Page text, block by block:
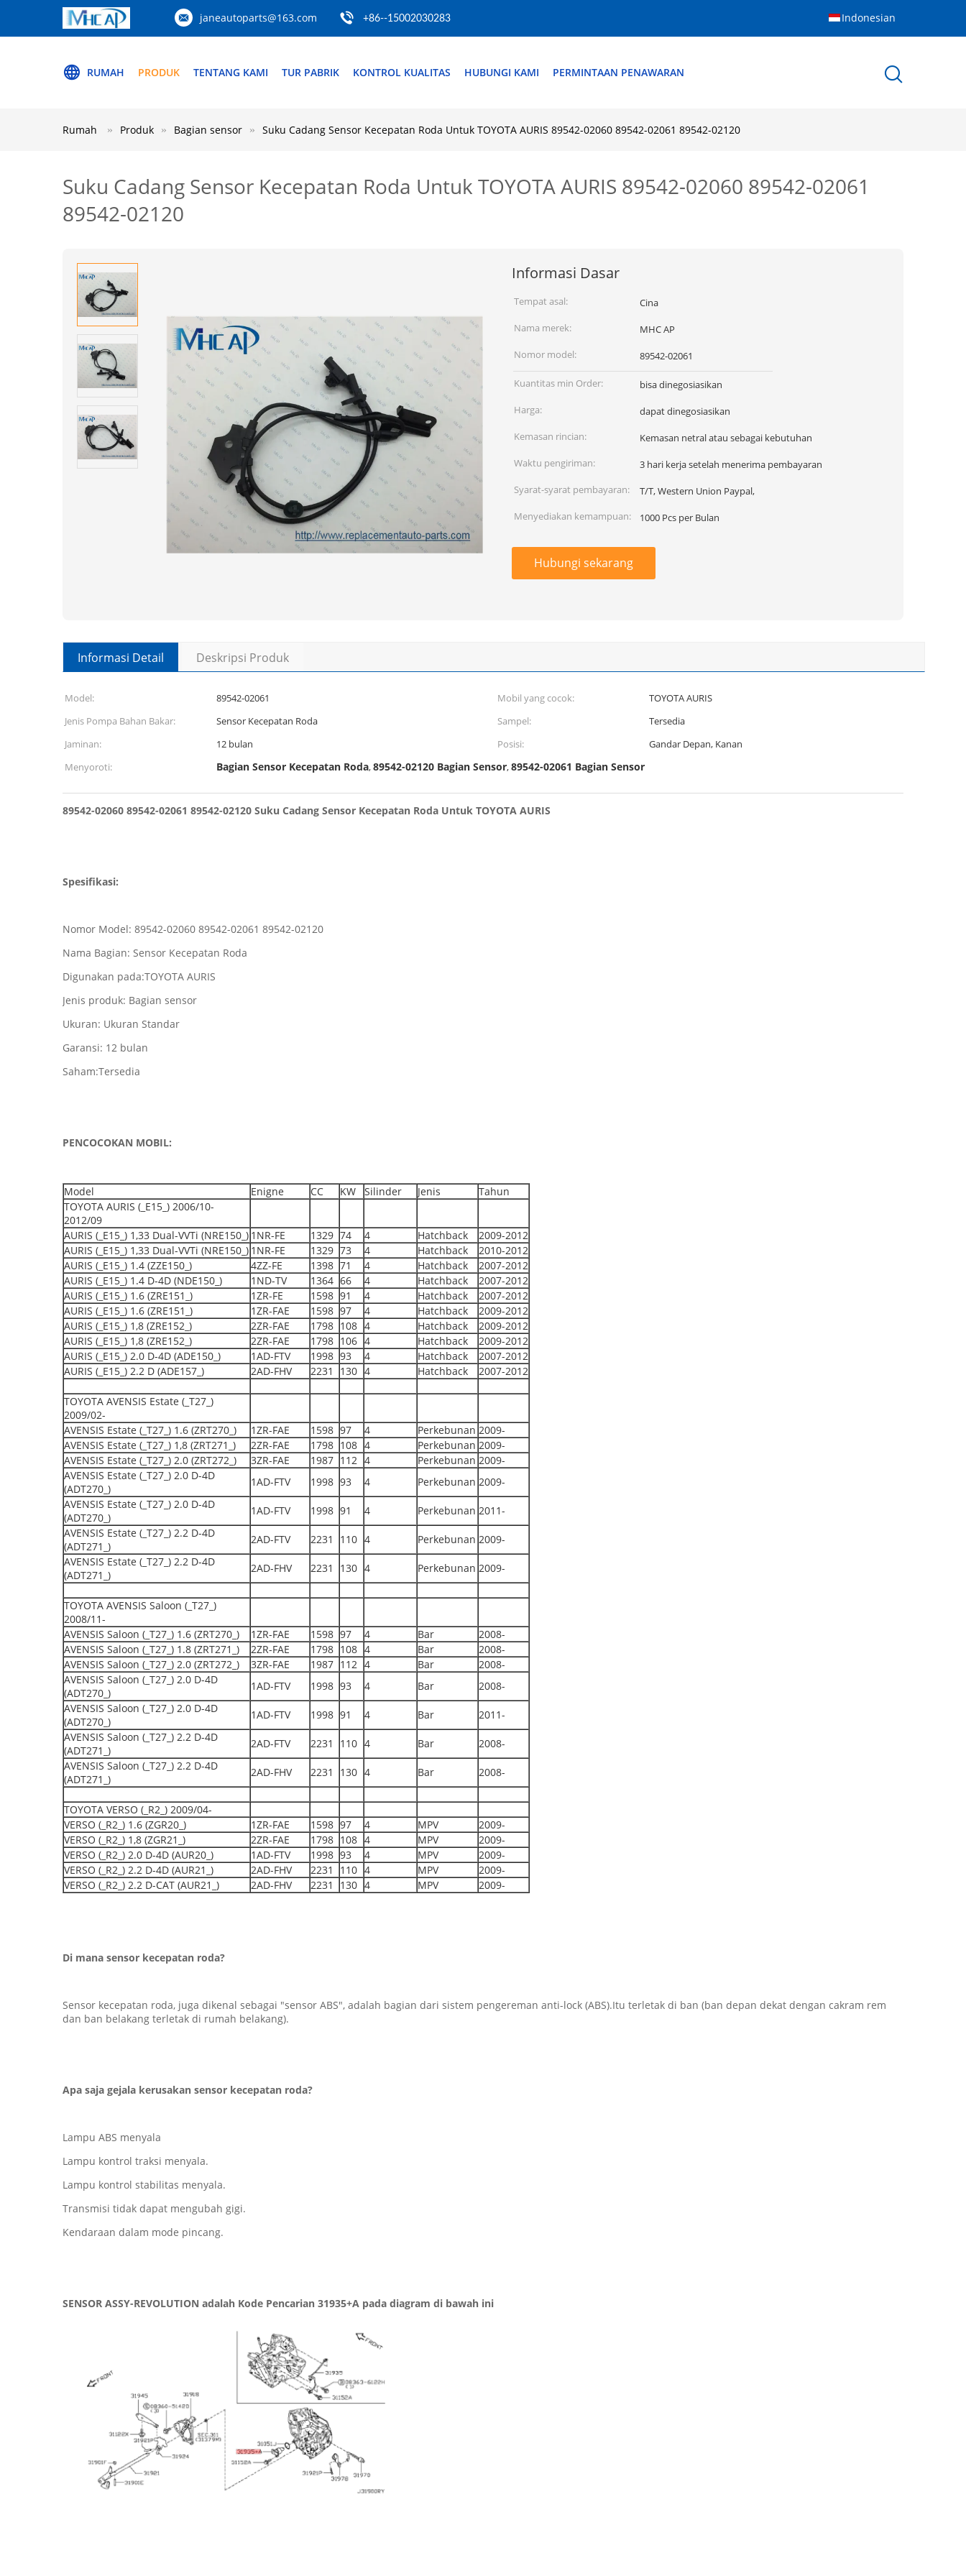
janeautoparts@163.com +86--15002030283 Indonesian
RUMAH PRODUK TENTANG KAMI TUR PABRIK KONTROL KUALITAS HUBUNGI KAMI PERMINTAAN PENAWARAN
Rumah Produk Bagian sensor Suku Cadang Sensor Kecepatan Roda Untuk TOYOTA AURIS 89542-02060 89542-02061 89542-02120
Suku Cadang Sensor Kecepatan Roda Untuk TOYOTA AURIS 89542-02060 89542-02061
89542-02120
Informasi Dasar
Tempat asal:
Cina
Nama merek:
MHC AP
Nomor model:
89542-02061
Kuantitas min Order:
bisa dinegosiasikan
Harga:
dapat dinegosiasikan
Kemasan rincian:
Kemasan netral atau sebagai kebutuhan
Waktu pengiriman:
3 hari kerja setelah menerima pembayaran
Syarat-syarat pembayaran:
T/T, Western Union Paypal,
Menyediakan kemampuan:
1000 Pcs per Bulan
Hubungi sekarang
Informasi Detail Deskripsi Produk
Model: 89542-02061 Mobil yang cocok:
TOYOTA AURIS
Jenis Pompa Bahan Bakar:
Sensor Kecepatan Roda Sampel:
Tersedia
Jaminan:
12 bulan Posisi:
Gandar Depan, Kanan
Menyoroti:
Bagian Sensor Kecepatan Roda,89542-02120 Bagian Sensor,89542-02061 Bagian Sensor
89542-02060 89542-02061 89542-02120 Suku Cadang Sensor Kecepatan Roda Untuk TOYOTA AURIS
Spesifikasi:
Nomor Model: 89542-02060 89542-02061 89542-02120
Nama Bagian: Sensor Kecepatan Roda
Digunakan pada:TOYOTA AURIS
Jenis produk: Bagian sensor
Ukuran: Ukuran Standar
Garansi: 12 bulan
Saham:Tersedia
PENCOCOKAN MOBIL:
Model Enigne CC KW Silinder Jenis
Tahun
TOYOTA AURIS (_E15_) 2006/10-
2012/09
AURIS (_E15_) 1,33 Dual-VVTi (NRE150_) 1NR-FE 1329 74 4 Hatchback
2009-2012
AURIS (_E15_) 1,33 Dual-VVTi (NRE150_) 1NR-FE 1329 73 4 Hatchback
2010-2012
AURIS (_E15_) 1.4 (ZZE150_)
4ZZ-FE 1398 71 4 Hatchback
2007-2012
AURIS (_E15_) 1.4 D-4D (NDE150_)
1ND-TV 1364 66 4 Hatchback
2007-2012
AURIS (_E15_) 1.6 (ZRE151_)
1ZR-FE 1598 91 4 Hatchback
2007-2012
AURIS (_E15_) 1.6 (ZRE151_)
1ZR-FAE 1598 97 4 Hatchback
2009-2012
AURIS (_E15_) 1,8 (ZRE152_)
2ZR-FAE 1798 108 4 Hatchback
2009-2012
AURIS (_E15_) 1,8 (ZRE152_)
2ZR-FAE 1798 106 4 Hatchback
2009-2012
AURIS (_E15_) 2.0 D-4D (ADE150_)
1AD-FTV 1998 93 4 Hatchback
2007-2012
AURIS (_E15_) 2.2 D (ADE157_)
2AD-FHV 2231 130 4 Hatchback 2007-2012
TOYOTA AVENSIS Estate (_T27_)
2009/02-
AVENSIS Estate (_T27_) 1.6 (ZRT270_)
1ZR-FAE 1598 97 4 Perkebunan 2009-
AVENSIS Estate (_T27_) 1,8 (ZRT271_)
2ZR-FAE 1798 108 4 Perkebunan 2009-
AVENSIS Estate (_T27_) 2.0 (ZRT272_)
3ZR-FAE 1987 112 4 Perkebunan 2009-
AVENSIS Estate (_T27_) 2.0 D-4D
(ADT270_)
1AD-FTV 1998 93 4 Perkebunan 2009-
AVENSIS Estate (_T27_) 2.0 D-4D
(ADT270_)
1AD-FTV 1998 91 4 Perkebunan 2011-
AVENSIS Estate (_T27_) 2.2 D-4D
(ADT271_)
2AD-FTV 2231 110 4 Perkebunan 2009-
AVENSIS Estate (_T27_) 2.2 D-4D
(ADT271_)
2AD-FHV 2231 130 4 Perkebunan 2009-
TOYOTA AVENSIS Saloon (_T27_)
2008/11-
AVENSIS Saloon (_T27_) 1.6 (ZRT270_)
1ZR-FAE 1598 97 4 Bar
2008-
AVENSIS Saloon (_T27_) 1.8 (ZRT271_)
2ZR-FAE 1798 108 4 Bar
2008-
AVENSIS Saloon (_T27_) 2.0 (ZRT272_)
3ZR-FAE 1987 112 4 Bar
2008-
AVENSIS Saloon (_T27_) 2.0 D-4D
(ADT270_)
1AD-FTV 1998 93 4 Bar
2008-
AVENSIS Saloon (_T27_) 2.0 D-4D
(ADT270_)
1AD-FTV 1998 91 4 Bar
2011-
AVENSIS Saloon (_T27_) 2.2 D-4D
(ADT271_)
2AD-FTV 2231 110 4 Bar
2008-
AVENSIS Saloon (_T27_) 2.2 D-4D
(ADT271_)
2AD-FHV 2231 130 4 Bar 2008-
TOYOTA VERSO (_R2_) 2009/04-
VERSO (_R2_) 1.6 (ZGR20_)
1ZR-FAE 1598 97 4 MPV
2009-
VERSO (_R2_) 1,8 (ZGR21_)
2ZR-FAE 1798 108 4 MPV
2009-
VERSO (_R2_) 2.0 D-4D (AUR20_)
1AD-FTV 1998 93 4 MPV
2009-
VERSO (_R2_) 2.2 D-4D (AUR21_)
2AD-FHV 2231 110 4 MPV
2009-
VERSO (_R2_) 2.2 D-CAT (AUR21_)
2AD-FHV 2231 130 4 MPV 2009-
Di mana sensor kecepatan roda?
Sensor kecepatan roda, juga dikenal sebagai "sensor ABS", adalah bagian dari sistem pengereman anti-lock (ABS).Itu terletak di ban (ban depan dekat dengan cakram rem
dan ban belakang terletak di rumah belakang).
Apa saja gejala kerusakan sensor kecepatan roda?
Lampu ABS menyala
Lampu kontrol traksi menyala.
Lampu kontrol stabilitas menyala.
Transmisi tidak dapat mengubah gigi.
Kendaraan dalam mode pincang.
SENSOR ASSY-REVOLUTION adalah Kode Pencarian 31935+A pada diagram di bawah ini